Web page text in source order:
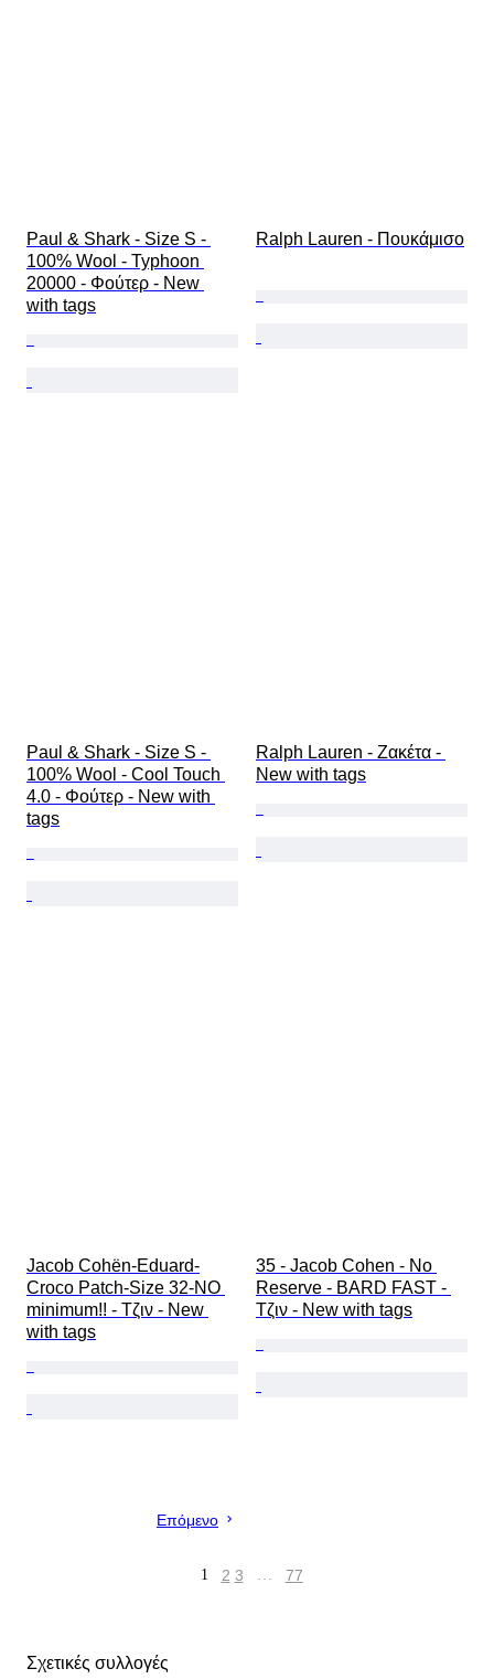
Paul & Shark - Size S -
100% Wool - Typhoon
20000 - Φούτερ - New
with tags
Ralph Lauren - Πουκάμισο
Paul & Shark - Size S -
100% Wool - Cool Touch
4.0 - Φούτερ - New with
tags
Ralph Lauren - Ζακέτα -
New with tags
Jacob Cohën-Eduard-
Croco Patch-Size 32-NO
minimum!! - Τζιν - New
with tags
35 - Jacob Cohen - No
Reserve - BARD FAST -
Τζιν - New with tags
Επόμενο
1 2 3 … 77
Σχετικές συλλογές